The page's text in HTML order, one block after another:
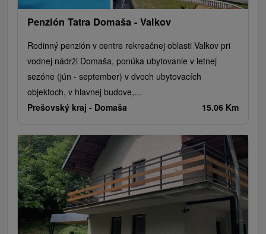
Penzión Tatra Domaša - Valkov
Rodinný penzión v centre rekreačnej oblasti Valkov pri
vodnej nádrži Domaša, ponúka ubytovanie v letnej
sezóne (jún - september) v dvoch ubytovacích
objektoch, v hlavnej budove,...
Prešovský kraj - Domaša 15.06 Km